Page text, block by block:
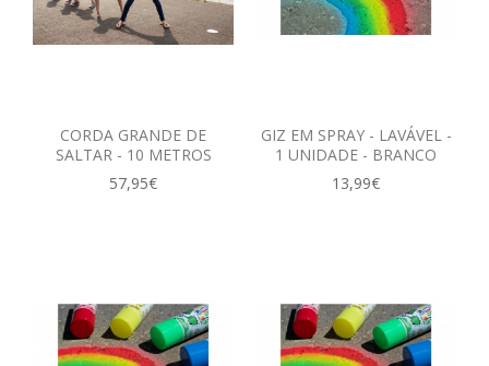
CORDA GRANDE DE
SALTAR - 10 METROS
57,95€
GIZ EM SPRAY - LAVÁVEL -
1 UNIDADE - BRANCO
13,99€